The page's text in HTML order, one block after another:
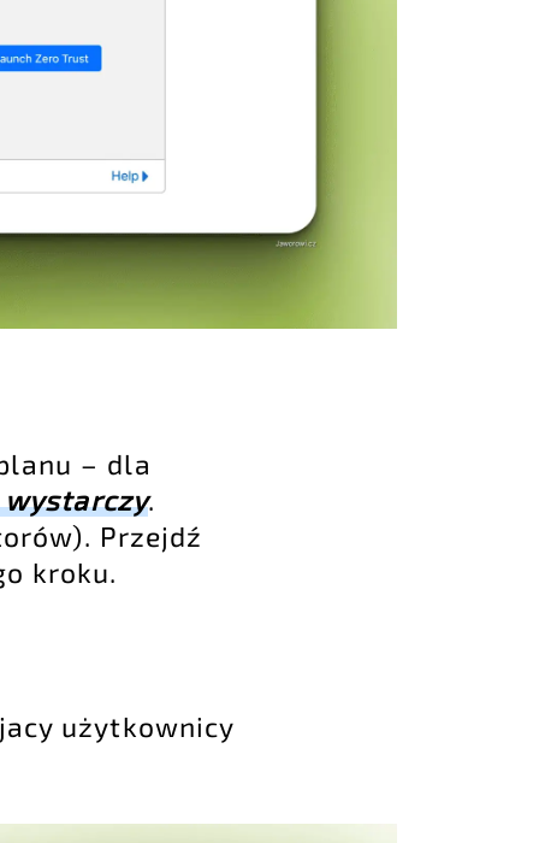
– dla
wystarczy.
Przejdź
kroku.
użytkownicy